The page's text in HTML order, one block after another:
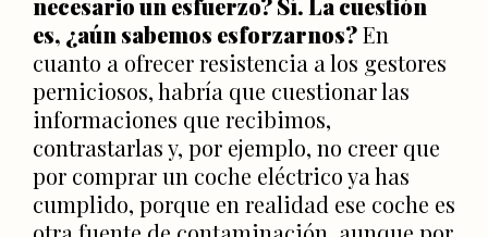
es, ¿aún sabemos esforzarnos?En
cuanto a ofrecer resistencia a los gestores
perniciosos, habría que cuestionar las
informaciones que recibimos,
contrastarlas y, por ejemplo, no creer que
por comprar un coche eléctrico ya has
cumplido, porque en realidad ese coche es